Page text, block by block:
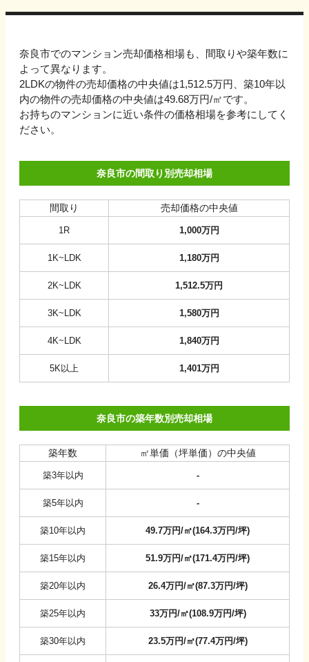
奈良市でのマンション売却価格相場も、間取りや築年数に
よって異なります。
2LDKの物件の売却価格の中央値は1,512.5万円、 築10年以
内の物件の売却価格の中央値は49.68万円/㎡です。
お持ちのマンションに近い条件の価格相場を参考にしてく
ださい。
奈良市の間取り別売却相場
間取り 売却価格の中央値
1R 1,000万円
1K~LDK 1,180万円
2K~LDK 1,512.5万円
3K~LDK 1,580万円
4K~LDK 1,840万円
5K以上 1,401万円
奈良市の築年数別売却相場
築年数 ㎡単価（坪単価）の中央値
築3年以内 -
築5年以内 -
築10年以内 49.7万円/㎡(164.3万円/坪)
築15年以内 51.9万円/㎡(171.4万円/坪)
築20年以内 26.4万円/㎡(87.3万円/坪)
築25年以内 33万円/㎡(108.9万円/坪)
築30年以内 23.5万円/㎡(77.4万円/坪)